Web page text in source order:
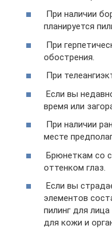
При наличии
планируется
При
обострения.
При
Если вы
время или
При наличии
месте
Брюнеткам со
оттенком глаз.
Если вы
элементов
пилинг для
для кожи и